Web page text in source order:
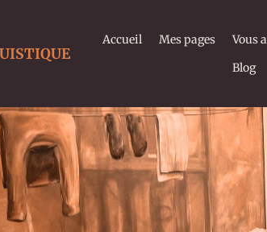
Accueil Mes pages Vous
Blog